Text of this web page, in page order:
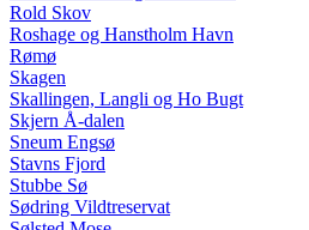
Rold Skov
Roshage og Hanstholm Havn
Rømø
Skagen
Skallingen, Langli og Ho Bugt
Skjern Å-dalen
Sneum Engsø
Stavns Fjord
Stubbe Sø
Sødring Vildtreservat